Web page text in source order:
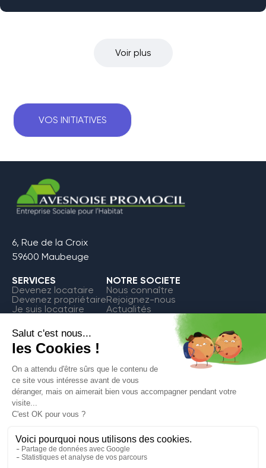
Voir plus
VOS INITIATIVES
6, Rue de la Croix
59600 Maubeuge
SERVICES
Devenez locataire
Devenez propriétaire
Je suis locataire
NOTRE SOCIETE
Nous connaître
Rejoignez-nous
Actualités
Espace Locataire